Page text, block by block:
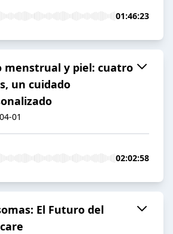
01:46:23
menstrual y piel: cuatro
un cuidado
01
02:02:58
El Futuro del